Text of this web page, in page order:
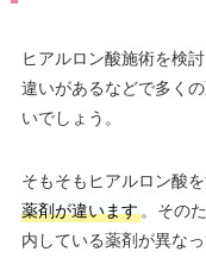
ヒアルロン酸施術を検
違いがあるなどで多く
いでしょう。
そもそもヒアルロン酸
薬剤が違います。その
内している薬剤が異な